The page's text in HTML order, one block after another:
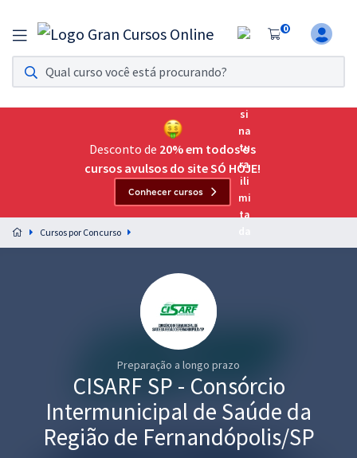
0
Assinatura Ilimitada 11
Acesso a todos os cursos. Teste grátis por 7 dias!
Assinatura OAB Até Passar
Acesso ilimitado a toda preparação para o Exame da
Preparação completa e intensiva para as principais
residências em saúde do Brasil
Graduação
Desconto de 20% em todos os
cursos avulsos do site SÓ HOJE!
Conhecer cursos
Cursos por Concurso
Preparação a longo prazo
CISARF SP - Consórcio
Intermunicipal de Saúde da
Região de Fernandópolis/SP